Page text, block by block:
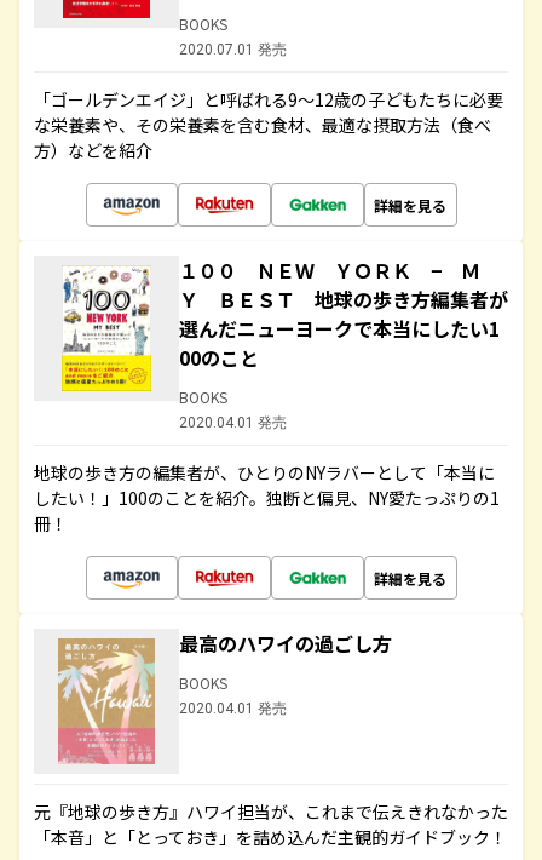
BOOKS
2020.07.01 発売
「ゴールデンエイジ」と呼ばれる9～12歳の子どもたちに必要
な栄養素や、その栄養素を含む食材、最適な摂取方法（食べ
方）などを紹介
詳細を見る
１００ ＮＥＷ ＹＯＲＫ − Ｍ
Ｙ ＢＥＳＴ 地球の歩き方編集者が
選んだニューヨークで本当にしたい1
00のこと
BOOKS
2020.04.01 発売
地球の歩き方の編集者が、ひとりのNYラバーとして「本当に
したい！」100のことを紹介。独断と偏見、NY愛たっぷりの1
冊！
詳細を見る
最高のハワイの過ごし方
BOOKS
2020.04.01 発売
元『地球の歩き方』ハワイ担当が、これまで伝えきれなかった
「本音」と「とっておき」を詰め込んだ主観的ガイドブック！